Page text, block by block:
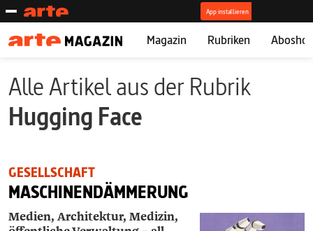
Magazin Rubriken
Alle Artikel aus der Rubrik
Hugging Face
GESELLSCHAFT
MASCHINENDÄMMERUNG
Medien, Architektur, Medizin,